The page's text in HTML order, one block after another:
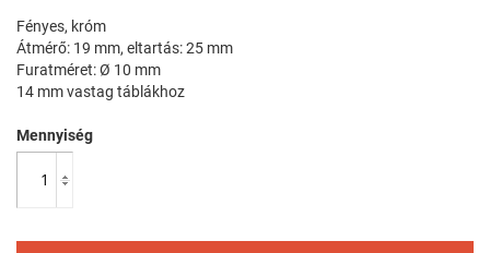
Fényes, króm
Átmérő: 19 mm, eltartás: 25 mm
Furatméret: Ø 10 mm
14 mm vastag táblákhoz
Mennyiség